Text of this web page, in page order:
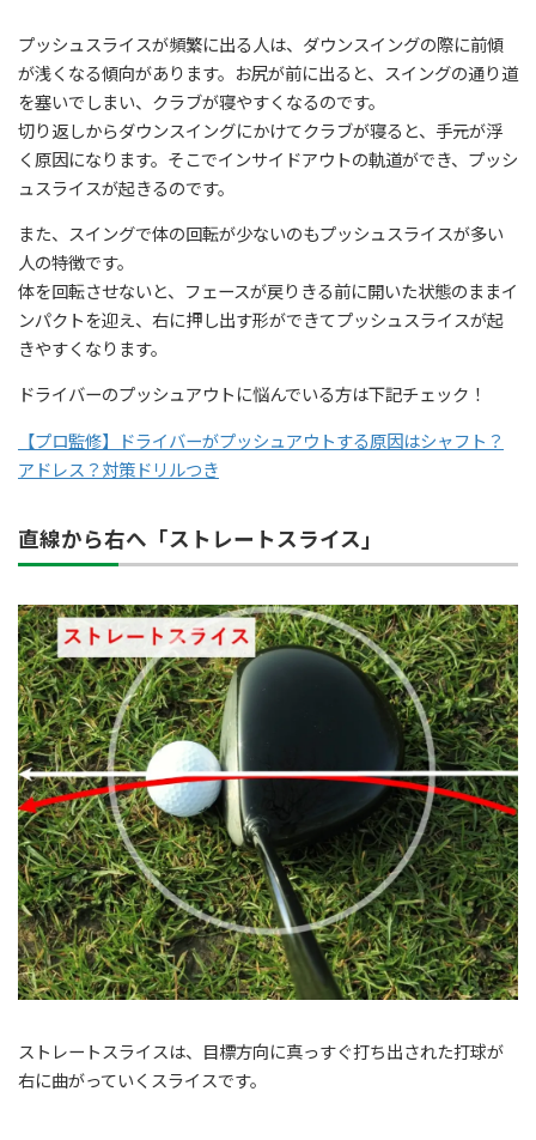
プッシュスライスが頻繁に出る人は、ダウンスイングの際に前傾
が浅くなる傾向があります。お尻が前に出ると、スイングの通り道
を塞いでしまい、クラブが寝やすくなるのです。
切り返しからダウンスイングにかけてクラブが寝ると、手元が浮
く原因になります。そこでインサイドアウトの軌道ができ、プッシ
ュスライスが起きるのです。
また、スイングで体の回転が少ないのもプッシュスライスが多い
人の特徴です。
体を回転させないと、フェースが戻りきる前に開いた状態のままイ
ンパクトを迎え、右に押し出す形ができてプッシュスライスが起
きやすくなります。
ドライバーのプッシュアウトに悩んでいる方は下記チェック！
【プロ監修】ドライバーがプッシュアウトする原因はシャフト？
アドレス？対策ドリルつき
直線から右へ「ストレートスライス」
ストレートスライスは、目標方向に真っすぐ打ち出された打球が
右に曲がっていくスライスです。